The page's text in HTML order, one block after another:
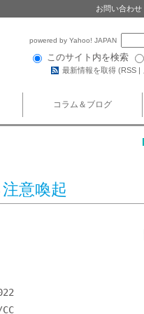
お問い合わせ
powered by Yahoo! JAPAN
このサイト内を検索
最新情報を取得 (RSS |
コラム＆ブログ
意喚起